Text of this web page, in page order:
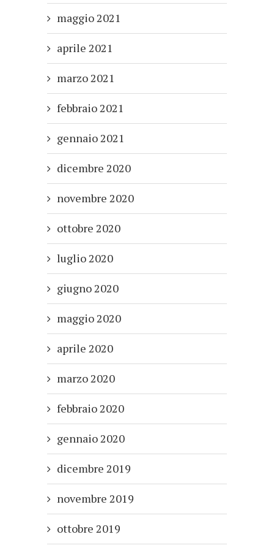
maggio 2021
aprile 2021
marzo 2021
febbraio 2021
gennaio 2021
dicembre 2020
novembre 2020
ottobre 2020
luglio 2020
giugno 2020
maggio 2020
aprile 2020
marzo 2020
febbraio 2020
gennaio 2020
dicembre 2019
novembre 2019
ottobre 2019